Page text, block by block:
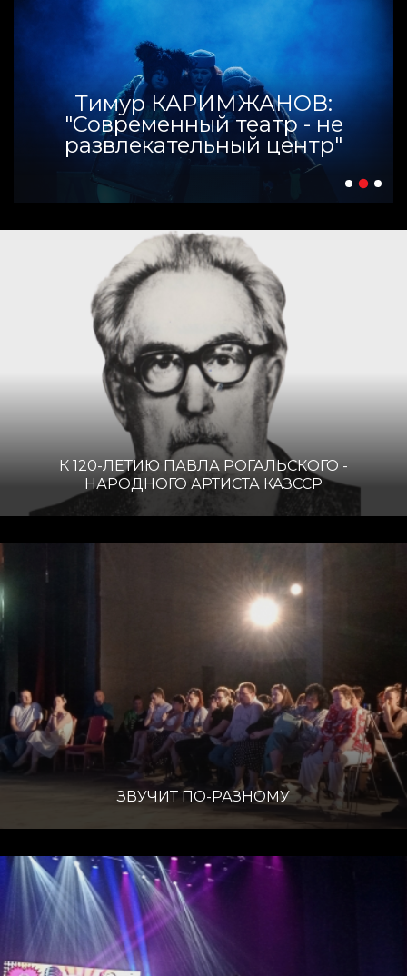
Тимур КАРИМЖАНОВ:
"Современный театр - не
развлекательный центр"
К 120-ЛЕТИЮ ПАВЛА РОГАЛЬСКОГО -
НАРОДНОГО АРТИСТА КАЗССР
ЗВУЧИТ ПО-РАЗНОМУ